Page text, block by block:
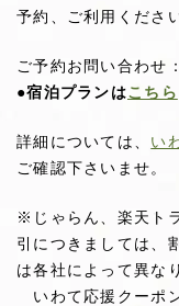
予約、ご利用くださ
ご予約お問い合わせ
●宿泊プランはこちら
詳細については、 い
ご確認下さいませ。
※じゃらん、楽天ト
引につきましては、
は各社によって異な
いわて応援クーポ